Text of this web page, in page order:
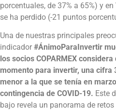
porcentuales, de 37% a 65%) y
se ha perdido (-21 puntos
Una de nuestras principales
indicador #ÁnimoParaInvertir
los socios COPARMEX
momento para invertir, una cifra
menor a la que se tenía en
contingencia de COVID-19. Este
bajo revela un panorama de